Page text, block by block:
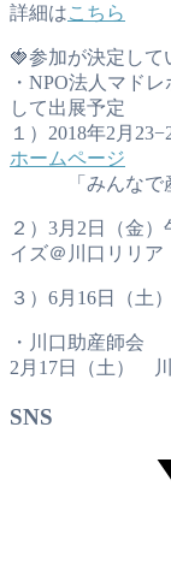
詳細はこちら
🍓参加が決定して
・NPO法人マド
して出展予定
１）2018年2月
ホームページ
「みんなで産
２）3月2日（金
イズ＠川口リリア
３）6月16日（土
・川口助産師会
2月17日（土）
SNS